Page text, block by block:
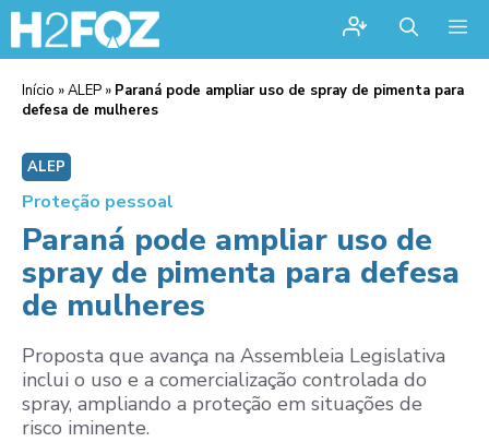
Início »ALEP » Paraná pode ampliar uso de spray de pimenta para
defesa de mulheres
ALEP
Proteção pessoal
Paraná pode ampliar uso de
spray de pimenta para defesa
de mulheres
Proposta que avança na Assembleia Legislativa
inclui o uso e a comercialização controlada do
spray, ampliando a proteção em situações de
risco iminente.